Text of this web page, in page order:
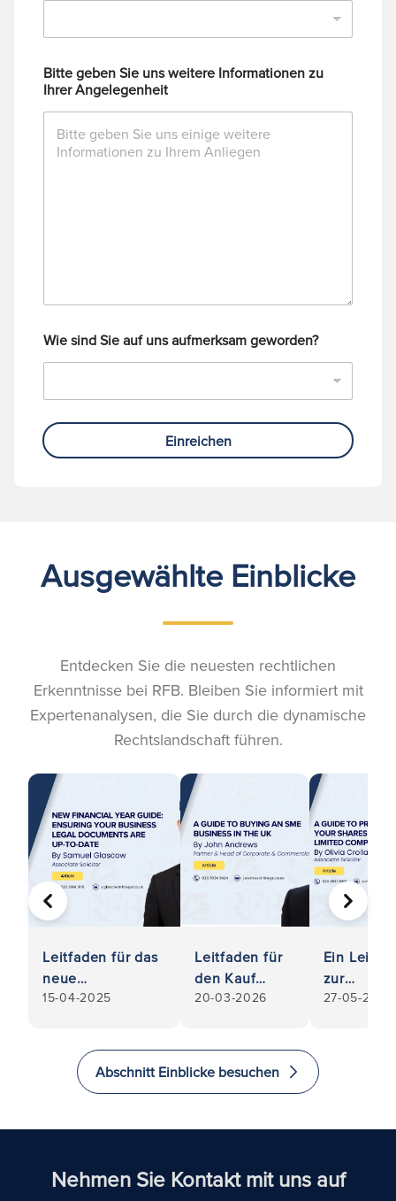
Bitte geben Sie uns weitere Informationen zu
Ihrer Angelegenheit
Wie sind Sie auf uns aufmerksam geworden?
Einreichen
Ausgewählte Einblicke
Entdecken Sie die neuesten rechtlichen
Erkenntnisse bei RFB. Bleiben Sie informiert mit
Expertenanalysen, die Sie durch die dynamische
Rechtslandschaft führen.
Leitfaden für das
neue
Geschäftsjahr:
Unternehmen auf
dem neuesten
15-04-2025
Leitfaden für
den Kauf
eines KMU-
Vereinigten
Königreich
20-03-2026
Ein
zur
wenn Sie
27-05-2025
VORHERIGE WEITER
Abschnitt Einblicke besuchen
Nehmen Sie Kontakt mit uns auf